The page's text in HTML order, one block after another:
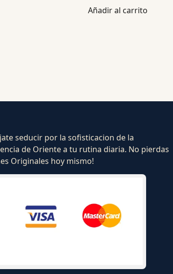
Añadir al carrito
seducir por la sofisticacion de la
de Oriente a tu rutina diaria. No pierdas
Originales hoy mismo!